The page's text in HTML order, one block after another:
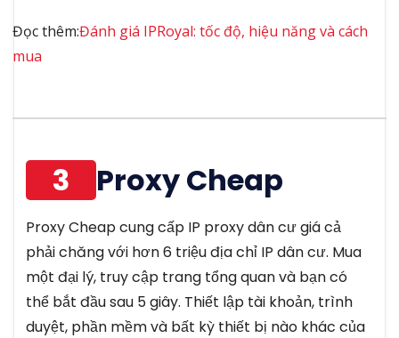
Đọc thêm:Đánh giá IPRoyal: tốc độ, hiệu năng và cách
mua
3 Proxy Cheap
Proxy Cheap cung cấp IP proxy dân cư giá cả
phải chăng với hơn 6 triệu địa chỉ IP dân cư. Mua
một đại lý, truy cập trang tổng quan và bạn có
thể bắt đầu sau 5 giây. Thiết lập tài khoản, trình
duyệt, phần mềm và bất kỳ thiết bị nào khác của